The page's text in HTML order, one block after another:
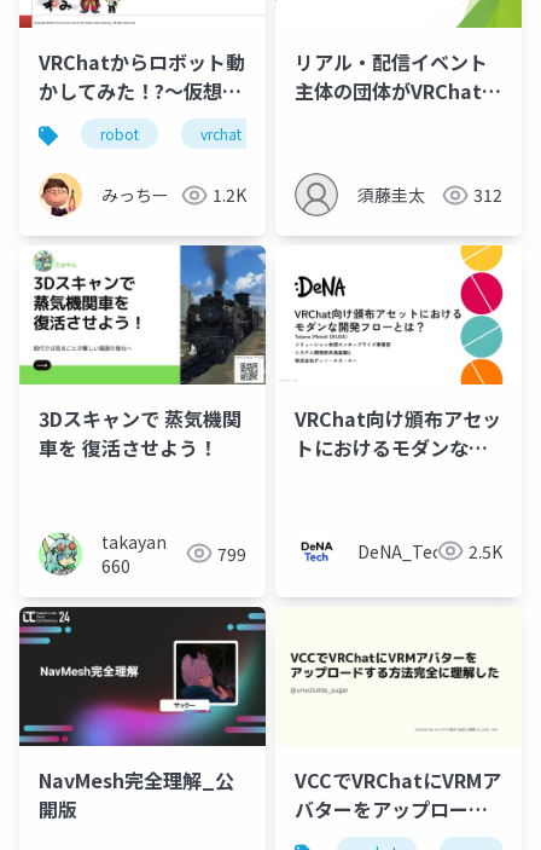
VRChatからロボット動
かしてみた！?～仮想と
現実の接続点～
robot vrchat
みっちー 1.2K
リアル・配信イベント
主体の団体がVRChatで
したことなど
須藤圭太 312
3Dスキャンで 蒸気機関
車を 復活させよう！
takayan
660
799
VRChat向け頒布アセッ
トにおけるモダンな開
DeNA_Tech 2.5K
NavMesh完全理解_公
開版
VCCでVRChatにVRMア
バターをアップロード
する方法完全に理解し